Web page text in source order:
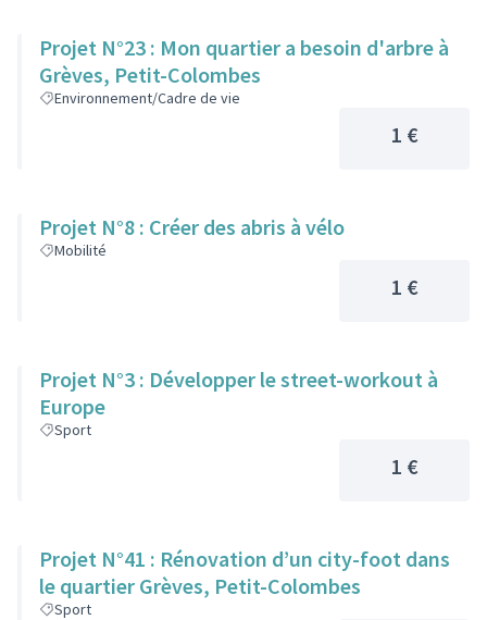
Projet N°23 : Mon quartier a besoin d'arbre à
Grèves, Petit-Colombes
Environnement/Cadre de vie
1 €
Projet N°8 : Créer des abris à vélo
Mobilité
1 €
Projet N°3 : Développer le street-workout à
Europe
Sport
1 €
Projet N°41 : Rénovation d’un city-foot dans
le quartier Grèves, Petit-Colombes
Sport